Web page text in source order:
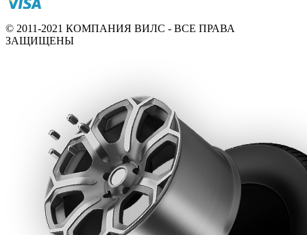
© 2011-2021 КОМПАНИЯ ВИЛС - ВСЕ ПРАВА
ЗАЩИЩЕНЫ